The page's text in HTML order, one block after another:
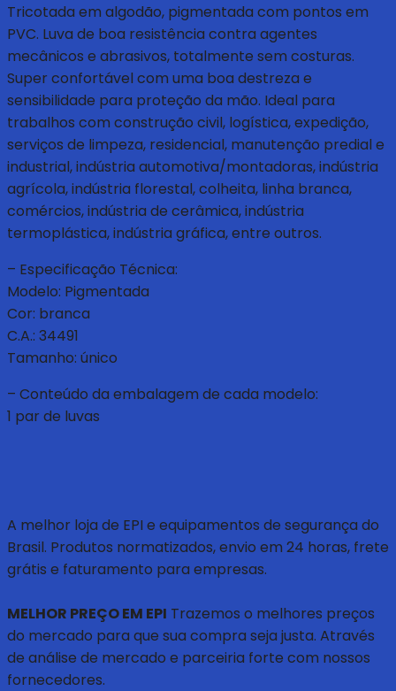
Tricotada em algodão, pigmentada com pontos em
PVC. Luva de boa resistência contra agentes
mecânicos e abrasivos, totalmente sem costuras.
Super confortável com uma boa destreza e
sensibilidade para proteção da mão. Ideal para
trabalhos com construção civil, logística, expedição,
serviços de limpeza, residencial, manutenção predial e
industrial, indústria automotiva/montadoras, indústria
agrícola, indústria florestal, colheita, linha branca,
comércios, indústria de cerâmica, indústria
termoplástica, indústria gráfica, entre outros.
– Especificação Técnica:
Modelo: Pigmentada
Cor: branca
C.A.: 34491
Tamanho: único
– Conteúdo da embalagem de cada modelo:
1 par de luvas
A melhor loja de EPI e equipamentos de segurança do
Brasil. Produtos normatizados, envio em 24 horas, frete
grátis e faturamento para empresas.
MELHOR PREÇO EM EPI Trazemos o melhores preços
do mercado para que sua compra seja justa. Através
de análise de mercado e parceiria forte com nossos
fornecedores.